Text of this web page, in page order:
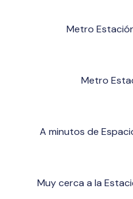
Metro
Metro
A minutos de
Muy cerca a la